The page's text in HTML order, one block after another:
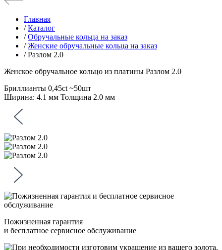
Главная
/ Каталог
/ Обручальные кольца на заказ
/ Женские обручальные кольца на заказ
/ Разлом 2.0
Женское обручальное кольцо из платины Разлом 2.0
Бриллианты 0,45ct ~50шт
Ширина: 4.1 мм Толщина 2.0 мм
Пожизненная гарантия
и бесплатное сервисное обслуживание